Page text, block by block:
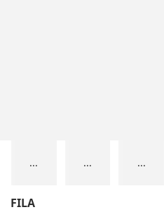
... ... ...
FILA